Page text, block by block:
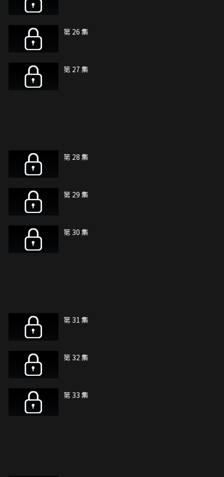
第 26 集
第 27 集
第 28 集
第 29 集
第 30 集
第 31 集
第 32 集
第 33 集